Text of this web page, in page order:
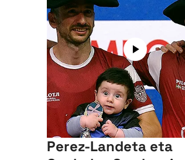
Perez-Landeta eta